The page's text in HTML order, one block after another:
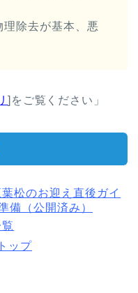
理除去が基本、悪
]をご覧ください」
松のお迎え直後ガイ
備（公開済み）
ップ